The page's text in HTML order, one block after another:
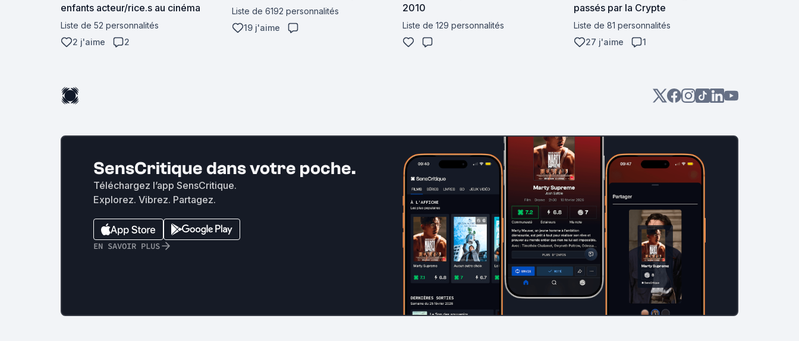
enfants acteur/rice.s au cinéma
Liste de 52 personnalités
2 j'aime
2
Liste de 6192 personnalités
19 j'aime
2010
Liste de 129 personnalités
passés par la Crypte
Liste de 81 personnalités
27 j'aime
1
SensCritique dans votre poche.
Téléchargez l’app SensCritique.
Explorez. Vibrez. Partagez.
EN SAVOIR PLUS